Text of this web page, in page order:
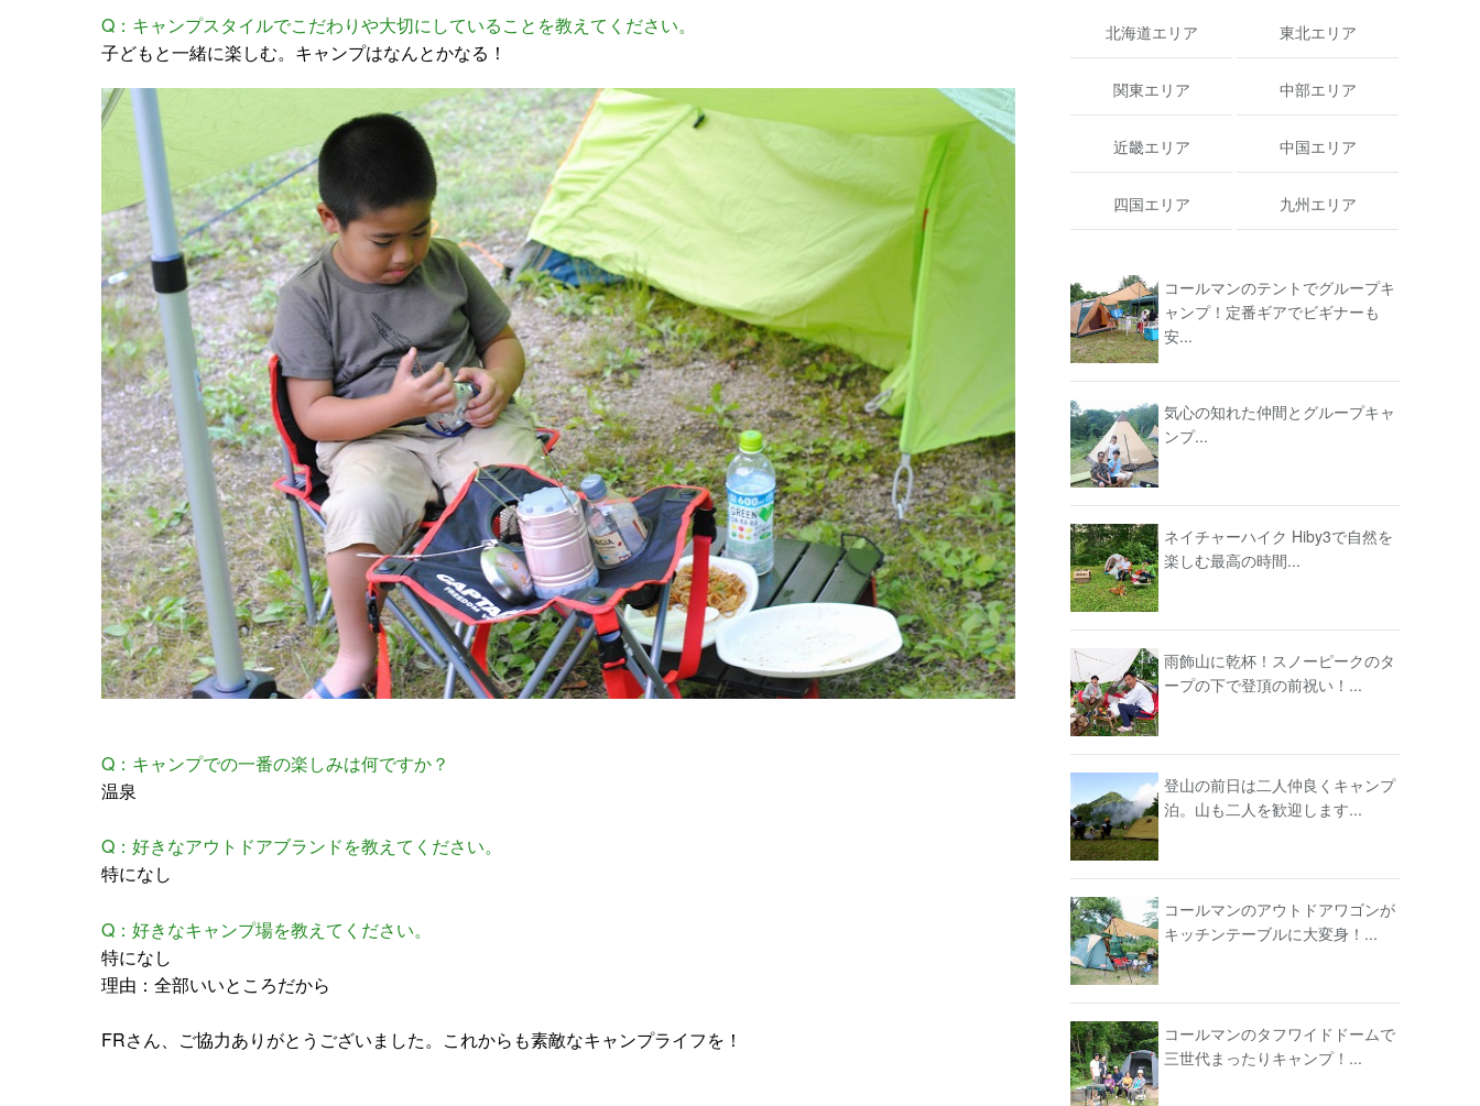
Q：キャンプスタイルでこだわりや大切にしていることを教えてください。
子どもと一緒に楽しむ。キャンプはなんとかなる！
Q：キャンプでの一番の楽しみは何ですか？
温泉
Q：好きなアウトドアブランドを教えてください。
特になし
Q：好きなキャンプ場を教えてください。
特になし
理由：全部いいところだから
FRさん、ご協力ありがとうございました。これからも素敵なキャンプライフを！
北海道エリア 東北エリア
関東エリア 中部エリア
近畿エリア 中国エリア
四国エリア 九州エリア
コールマンのテントでグループキ
ャンプ！定番ギアでビギナーも
安...
気心の知れた仲間とグループキャ
ンプ...
ネイチャーハイク Hiby3で自然を
楽しむ最高の時間...
雨飾山に乾杯！スノーピークのタ
ープの下で登頂の前祝い！...
登山の前日は二人仲良くキャンプ
泊。山も二人を歓迎します...
コールマンのアウトドアワゴンが
キッチンテーブルに大変身！...
コールマンのタフワイドドームで
三世代まったりキャンプ！...